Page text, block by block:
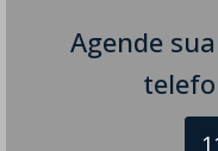
Agende
próxima vez que